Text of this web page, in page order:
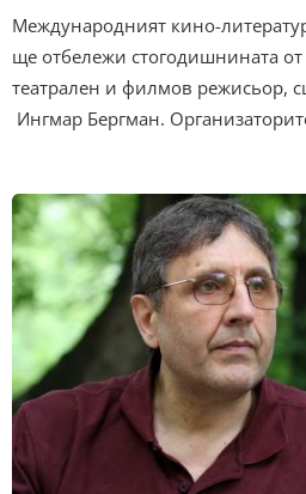
Международният кино-
ще отбележи стогодишнината
театрален и филмов режисьор,
Ингмар Бергман.